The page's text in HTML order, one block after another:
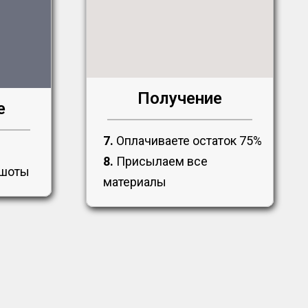
Получение
7. Оплачиваете остаток 75%
8. Присылаем все
материалы